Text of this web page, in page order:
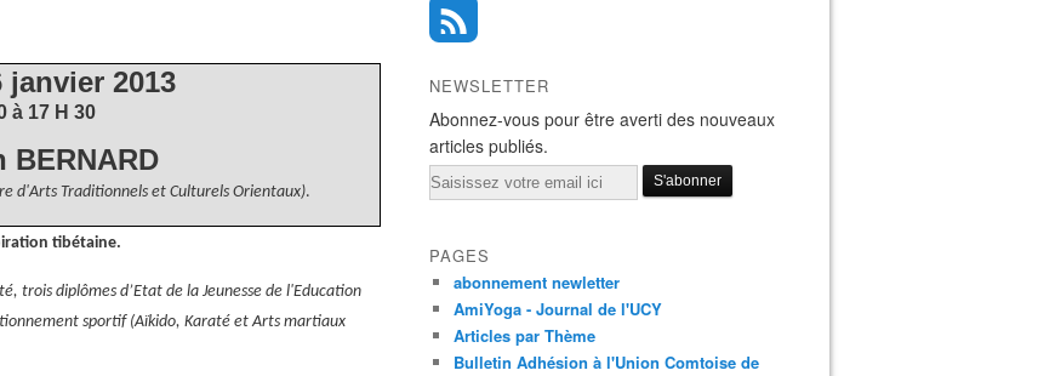
janvier 2013
à 17 H 30
BERNARD
d'Arts Traditionnels et Culturels Orientaux).
tibétaine.
trois diplômes d’Etat de la Jeunesse de l'Education
sportif (Aïkido, Karaté et Arts martiaux
NEWSLETTER
Abonnez-vous pour être averti des nouveaux
articles publiés.
Email
PAGES
abonnement newletter
AmiYoga - Journal de l'UCY
Articles par Thème
Bulletin Adhésion à l'Union Comtoise de